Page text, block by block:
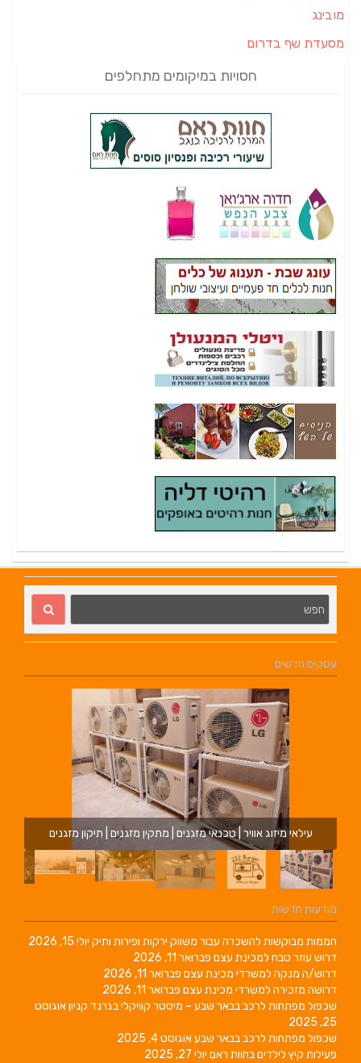
מובינג
מסעדת שף בדרום
חסויות במיקומים מתחלפים
עסקים חדשים
עילאי מיזוג אוויר | טכנאי מזגנים | מתקין מזגנים | תיקון מזגנים
מודעות חדשות
חממות מבוקשות להשכרה עבור משווק ירקות ופירות ותיק יולי 15, 2026
דרוש עוזר טבח למכינת עצם פברואר 11, 2026
דרוש/ה מנקה למשרדי מכינת עצם פברואר 11, 2026
דרושה מזכירה למשרדי מכינת עצם פברואר 11, 2026
שכפול מפתחות לרכב בבאר שבע – מיסטר קוויקלי בגרנד קניוןאוגוסט
25, 2025
שכפול מפתחות לרכב בבאר שבעאוגוסט 4, 2025
פעילות קיץ לילדים בחוות ראם יולי 27, 2025